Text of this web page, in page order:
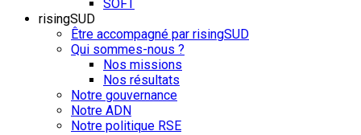
SOFT
risingSUD
Être accompagné par risingSUD
Qui sommes-nous ?
Nos missions
Nos résultats
Notre gouvernance
Notre ADN
Notre politique RSE